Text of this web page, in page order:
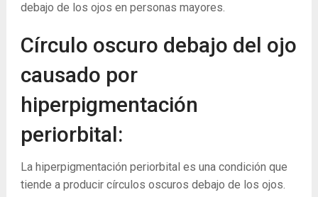
debajo de los ojos en personas mayores.
Círculo oscuro debajo del ojo
causado por
hiperpigmentación
periorbital:
La hiperpigmentación periorbital es una condición que
tiende a producir círculos oscuros debajo de los ojos.